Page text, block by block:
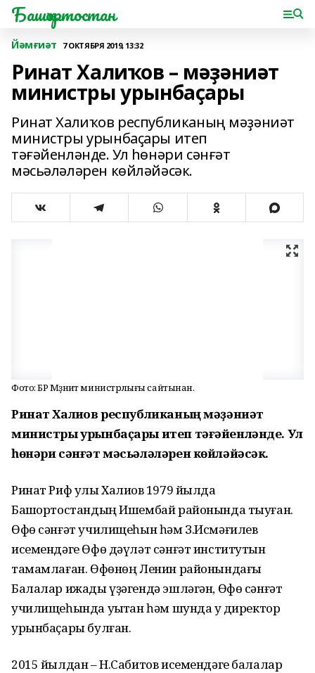
Башҡортостан
Йәмғиәт 7 ОКТЯБРЯ 2019, 13:32
Ринат Халиҡов – мәҙәниәт
министры урынбаҫары
Ринат Халиҡов республиканың мәҙәниәт
министры урынбаҫары итеп
тәғәйенләнде. Ул һөнәри сәнғәт
мәсьәләләрен көйләйәсәк.
Фото: БР Мәҙәниәт министрлығы сайтынан.
Ринат Халиҡов республиканың мәҙәниәт
министры урынбаҫары итеп тәғәйенләнде. Ул
һөнәри сәнғәт мәсьәләләрен көйләйәсәк.
Ринат Риф улы Халиҡов 1979 йылда
Башҡортостандың Ишембай районында тыуған.
Өфө сәнғәт училищеһын һәм З.Исмәғилев
исемендәге Өфө дәүләт сәнғәт институтын
тамамлаған. Өфөнөң Ленин районындағы
Балалар ижады үҙәгендә эшләгән, Өфө сәнғәт
училищеһында уҡытҡан һәм шунда уҡ директор
урынбаҫары булған.
2015 йылдан – Н.Сабитов исемендәге балалар